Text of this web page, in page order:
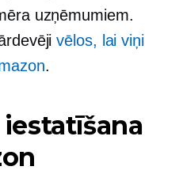
uzņēmumiem.
vēlos, lai viņi
.